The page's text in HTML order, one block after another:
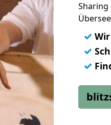
Sharing
✓
✓
✓